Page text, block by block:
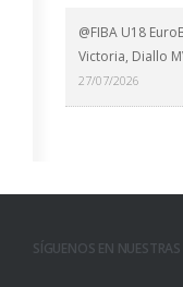
@FIBA U18
Victoria, Diallo
27/07/2026
SÍGUENOS EN NUESTRAS